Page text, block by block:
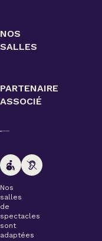
NOS
SALLES
PARTENAIRE
ASSOCIÉ
Nos
salles
de
spectacles
sont
adaptées